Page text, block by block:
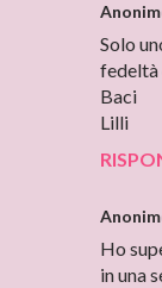
Solo
Baci
Lilli
Ho
in una